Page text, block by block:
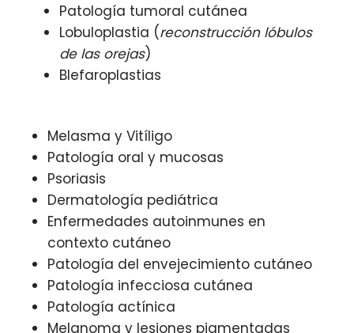
Patología tumoral cutánea
Lobuloplastia (reconstrucción lóbulos
de las orejas)
Blefaroplastias
Melasma y Vitíligo
Patología oral y mucosas
Psoriasis
Dermatología pediátrica
Enfermedades autoinmunes en
contexto cutáneo
Patología del envejecimiento cutáneo
Patología infecciosa cutánea
Patología actínica
Melanoma y lesiones pigmentadas